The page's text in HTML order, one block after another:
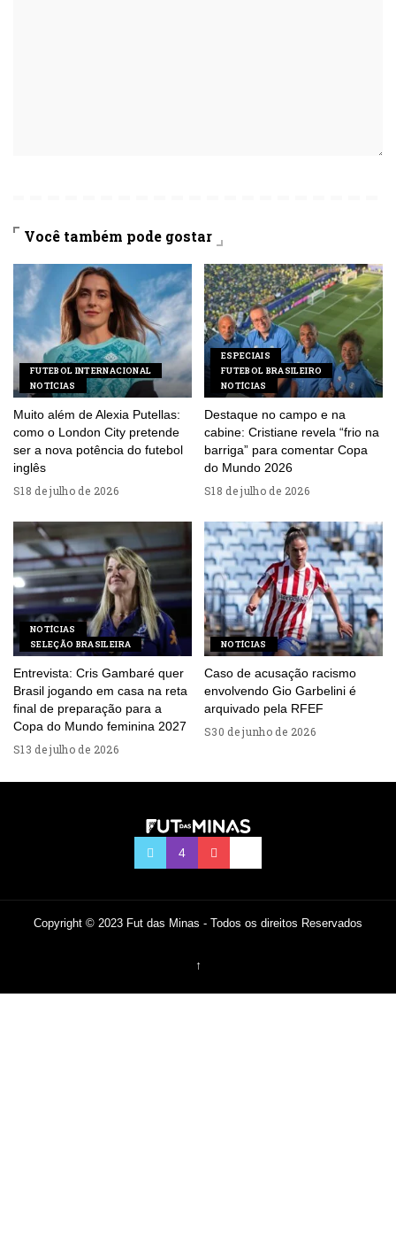
Você também pode gostar
FUTEBOL INTERNACIONAL
NOTÍCIAS
Muito além de Alexia Putellas:
como o London City pretende
ser a nova potência do futebol
inglês
18 de julho de 2026
ESPECIAIS
FUTEBOL BRASILEIRO
NOTÍCIAS
Destaque no campo e na
cabine: Cristiane revela “frio na
barriga” para comentar Copa
do Mundo 2026
18 de julho de 2026
NOTÍCIAS
SELEÇÃO BRASILEIRA
Entrevista: Cris Gambaré quer
Brasil jogando em casa na reta
final de preparação para a
Copa do Mundo feminina 2027
13 de julho de 2026
NOTÍCIAS
Caso de acusação racismo
envolvendo Gio Garbelini é
arquivado pela RFEF
30 de junho de 2026
Copyright © 2023 Fut das Minas - Todos os direitos Reservados
↑